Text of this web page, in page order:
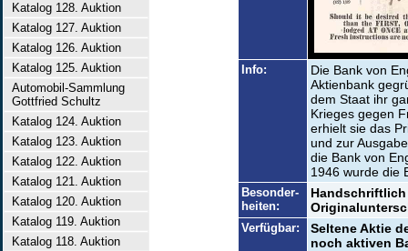
Katalog 128. Auktion
Katalog 127. Auktion
Katalog 126. Auktion
Katalog 125. Auktion
Automobil-Sammlung
Gottfried Schultz
Katalog 124. Auktion
Katalog 123. Auktion
Katalog 122. Auktion
Katalog 121. Auktion
Katalog 120. Auktion
Katalog 119. Auktion
Katalog 118. Auktion
Info:
Die Bank von
Aktienbank
dem Staat ihr
Krieges gegen
erhielt sie das
und zur
die Bank von
1946 wurde die
Besonder-
heiten:
Handschriftlich
Verfügbar:
Seltene Aktie
noch aktiven